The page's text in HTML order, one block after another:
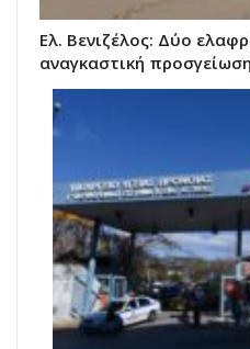
Ελ. Βενιζέλος: Δύο
αναγκαστική